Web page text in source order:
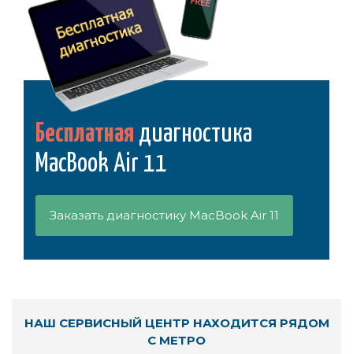
Бесплатная диагностика
MacBook Air 11
Заказать диагностику MacBook Air 11
НАШ СЕРВИСНЫЙ ЦЕНТР НАХОДИТСЯ РЯДОМ
С МЕТРО